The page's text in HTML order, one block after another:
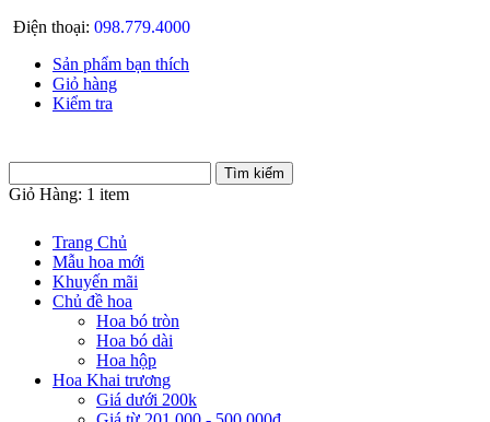
Điện thoại: 098.779.4000
Sản phẩm bạn thích
Giỏ hàng
Kiểm tra
Giỏ Hàng: 1 item
Trang Chủ
Mẫu hoa mới
Khuyến mãi
Chủ đề hoa
Hoa bó tròn
Hoa bó dài
Hoa hộp
Hoa Khai trương
Giá dưới 200k